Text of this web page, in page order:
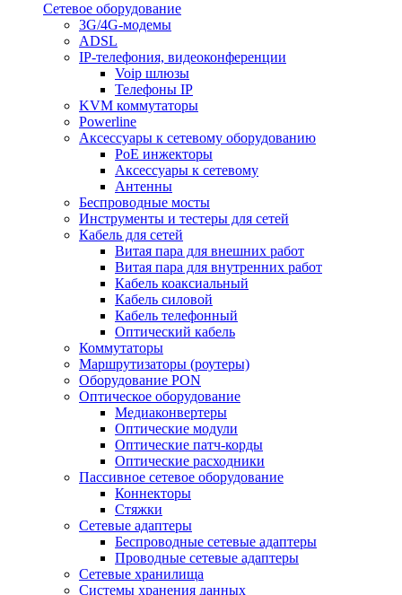
Сетевое оборудование
3G/4G-модемы
ADSL
IP-телефония, видеоконференции
Voip шлюзы
Телефоны IP
KVM коммутаторы
Powerline
Аксессуары к сетевому оборудованию
PoE инжекторы
Аксессуары к сетевому
Антенны
Беспроводные мосты
Инструменты и тестеры для сетей
Кабель для сетей
Витая пара для внешних работ
Витая пара для внутренних работ
Кабель коаксиальный
Кабель силовой
Кабель телефонный
Оптический кабель
Коммутаторы
Маршрутизаторы (роутеры)
Оборудование PON
Оптическое оборудование
Медиаконвертеры
Оптические модули
Оптические патч-корды
Оптические расходники
Пассивное сетевое оборудование
Коннекторы
Стяжки
Сетевые адаптеры
Беспроводные сетевые адаптеры
Проводные сетевые адаптеры
Сетевые хранилища
Системы хранения данных